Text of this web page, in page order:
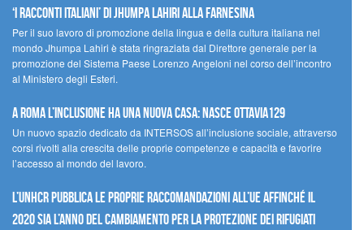
‘I racconti italiani’ di Jhumpa Lahiri alla Farnesina
Per il suo lavoro di promozione della lingua e della cultura italiana nel
mondo Jhumpa Lahiri è stata ringraziata dal Direttore generale per la
promozione del Sistema Paese Lorenzo Angeloni nel corso dell’incontro
al Ministero degli Esteri.
A Roma l’inclusione ha una nuova casa: nasce Ottavia129
Un nuovo spazio dedicato da INTERSOS all’inclusione sociale, attraverso
corsi rivolti alla crescita delle proprie competenze e capacità e favorire
l’accesso al mondo del lavoro.
L’UNHCR pubblica le proprie raccomandazioni all’UE affinché il
2020 sia l’anno del cambiamento per la protezione dei rifugiati